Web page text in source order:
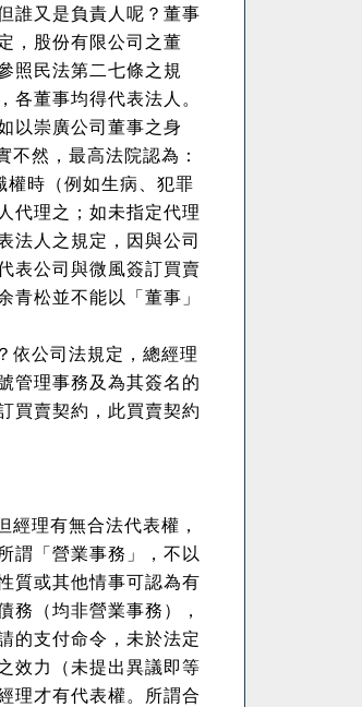
誰又是負責人呢？董事
，股份有限公司之董
照民法第二七條之規
各董事均得代表法人。
以崇廣公司董事之身
不然，最高法院認為：
權時（例如生病、犯罪
代理之；如未指定代理
法人之規定，因與公司
表公司與微風簽訂買賣
青松並不能以「董事」
依公司法規定，總經理
管理事務及為其簽名的
買賣契約，此買賣契約
理有無合法代表權，
謂「營業事務」，不以
質或其他情事可認為有
務（均非營業事務），
的支付命令，未於法定
效力（未提出異議即等
理才有代表權。所謂合